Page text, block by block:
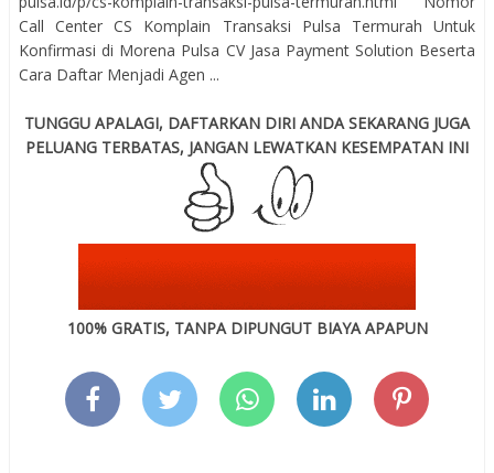
Call Center CS Komplain Transaksi Pulsa Termurah Untuk
Konfirmasi di Morena Pulsa CV Jasa Payment Solution Beserta
Cara Daftar Menjadi Agen ...
TUNGGU APALAGI, DAFTARKAN DIRI ANDA SEKARANG JUGA
PELUANG TERBATAS, JANGAN LEWATKAN KESEMPATAN INI
100% GRATIS, TANPA DIPUNGUT BIAYA APAPUN